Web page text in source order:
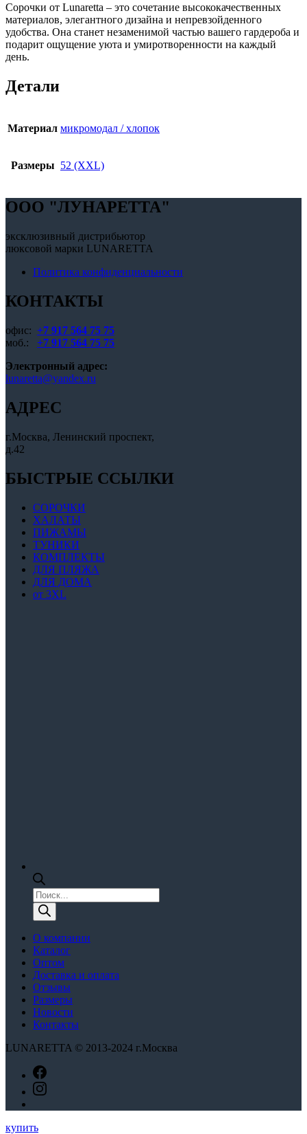
Сорочки от Lunaretta – это сочетание высококачественных
материалов, элегантного дизайна и непревзойденного
удобства. Она станет незаменимой частью вашего гардероба и
подарит ощущение уюта и умиротворенности на каждый
день.
Детали
Материал микромодал / хлопок
Размеры 52 (XXL)
OOO "ЛУНАРЕТТА"
эксклюзивный дистрибьютор
люксовой марки LUNARETTA
Политика конфиденциальности
КОНТАКТЫ
офис: +7 917 564 75 75
моб.: +7 917 564 75 75
Электронный адрес:
lunaretta@yandex.ru
АДРЕС
г.Москва, Ленинский проспект,
д.42
БЫСТРЫЕ ССЫЛКИ
СОРОЧКИ
ХАЛАТЫ
ПИЖАМЫ
ТУНИКИ
КОМПЛЕКТЫ
ДЛЯ ПЛЯЖА
ДЛЯ ДОМА
от 3XL
Поиск
товаров
О компании
Каталог
Оптом
Доставка и оплата
Отзывы
Размеры
Новости
Контакты
LUNARETTA © 2013-2024 г.Москва
купить